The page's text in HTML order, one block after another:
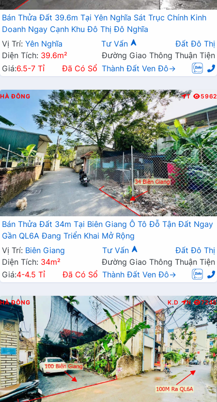
Bán Thửa Đất 39.6m Tại Yên Nghĩa Sát Trục Chính Kinh
Doanh Ngay Cạnh Khu Đô Thị Đô Nghĩa
Vị Trí: Yên Nghĩa Tư Vấn
Đất Đô Thị
Diện Tích: 39.6m²
Đường Giao Thông Thuận Tiện
Giá:6.5-7 Tỉ Đã Có Sổ Thành Đất Ven Đô→
HÀ ĐÔNG T 5962
Bán Thửa Đất 34m Tại Biên Giang Ô Tô Đỗ Tận Đất Ngay
Gần QL6A Đang Triển Khai Mở Rộng
Vị Trí: Biên Giang Tư Vấn
Đất Đô Thị
Diện Tích: 34m²
Đường Giao Thông Thuận Tiện
Giá:4-4.5 Tỉ Đã Có Sổ Thành Đất Ven Đô→
HÀ ĐÔNG K.D N 7245